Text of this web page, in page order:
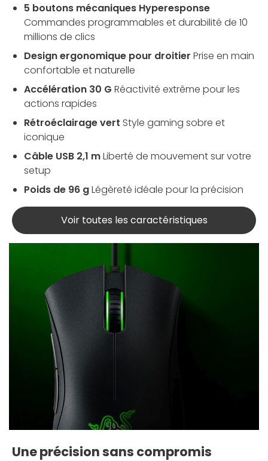
5 boutons mécaniques Hyperesponse
Commandes programmables et durabilité de 10
millions de clics
Design ergonomique pour droitier Prise en main
confortable et naturelle
Accélération 30 G Réactivité extrême pour les
actions rapides
Rétroéclairage vert Style gaming sobre et
iconique
Câble USB 2,1 mLiberté de mouvement sur votre
setup
Poids de 96 gLégèreté idéale pour la précision
Voir toutes les caractéristiques
Une précision sans compromis